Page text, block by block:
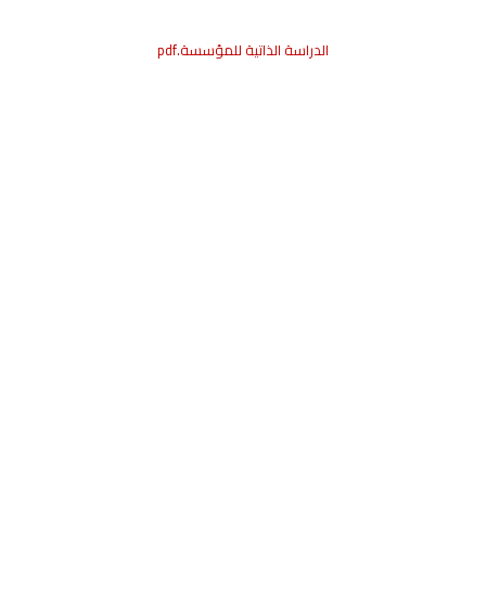
الدراسة الذاتية للمؤسسة.pdf